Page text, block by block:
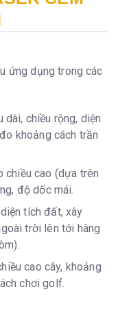
ứng dụng trong các
dài, chiều rộng, diện
khoảng cách trần
chiều cao (dựa trên
độ dốc mái.
tích đất, xây
trời lên tới hàng
cao cây, khoảng
chơi golf.